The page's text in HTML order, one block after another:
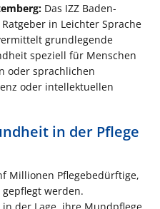
Das IZZ Baden-
in Leichter Sprache
grundlegende
speziell für Menschen
oder sprachlichen
oder intellektuellen
in der Pflege
Millionen Pflegebedürftige,
werden.
der Lage, ihre Mundpflege